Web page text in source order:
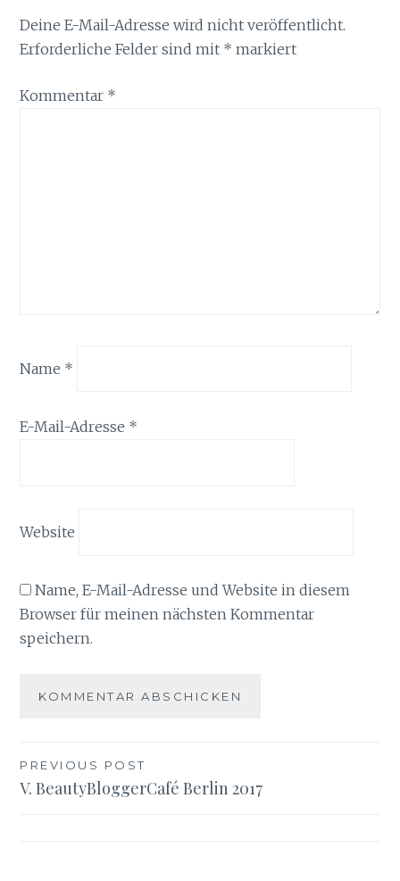
Deine E-Mail-Adresse wird nicht veröffentlicht.
Erforderliche Felder sind mit * markiert
Kommentar *
Name *
E-Mail-Adresse *
Website
Name, E-Mail-Adresse und Website in diesem
Browser für meinen nächsten Kommentar
speichern.
Beitragsnavigation
PREVIOUS POST
V. BeautyBloggerCafé Berlin 2017